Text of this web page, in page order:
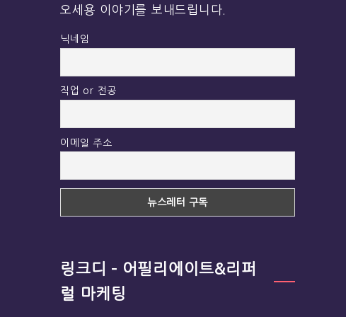
오세용 이야기를 보내드립니다.
닉네임
직업 or 전공
이메일 주소
링크디 – 어필리에이트&리퍼
럴 마케팅